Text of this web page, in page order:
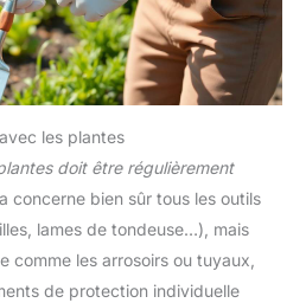
les plantes
doit être régulièrement
concerne bien sûr tous les outils
lames de tondeuse…), mais
comme les arrosoirs ou tuyaux,
de protection individuelle